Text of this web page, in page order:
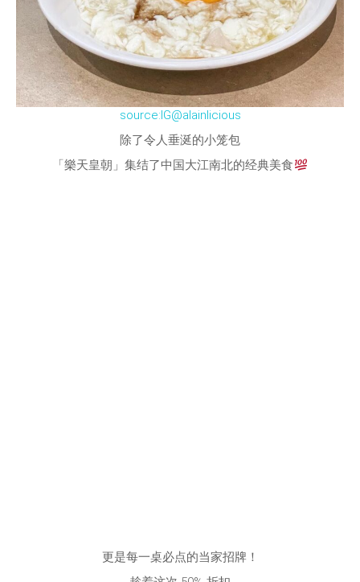
source:IG@alainlicious
除了令人垂涎的小笼包
「樂天皇朝」集结了中国大江南北的经典美食
更是每一桌必点的当家招牌！